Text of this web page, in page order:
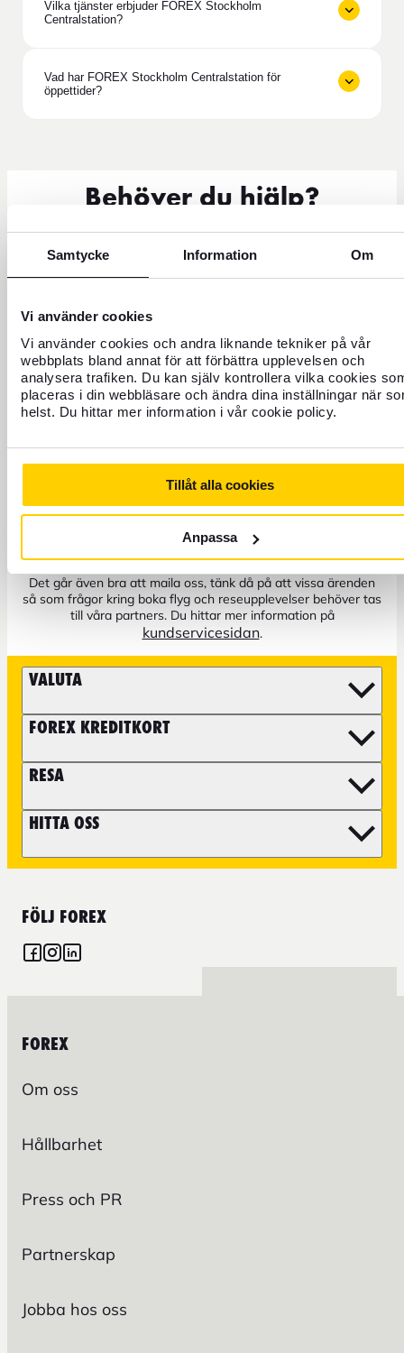
Samtycke Information Om
Vi använder cookies
Vi använder cookies och andra liknande tekniker på vår
webbplats bland annat för att förbättra upplevelsen och
analysera trafiken. Du kan själv kontrollera vilka cookies
placeras i din webbläsare och ändra dina inställningar när
helst. Du hittar mer information i vår cookie policy.
Tillåt alla cookies
Anpassa
Vilka tjänster erbjuder FOREX Stockholm
Centralstation?
Vad har FOREX Stockholm Centralstation för
öppettider?
Behöver du hjälp?
+46 771 22 22 21
Kundservice: Telefon vardagar 8–17
Spärra kort öppet dygnet runt
Det går även bra att maila oss, tänk då på att vissa ärenden
så som frågor kring boka flyg och reseupplevelser behöver tas
till våra partners. Du hittar mer information på
kundservicesidan.
VALUTA
FOREX KREDITKORT
RESA
HITTA OSS
FÖLJ FOREX
FOREX
Om oss
Hållbarhet
Press och PR
Partnerskap
Jobba hos oss